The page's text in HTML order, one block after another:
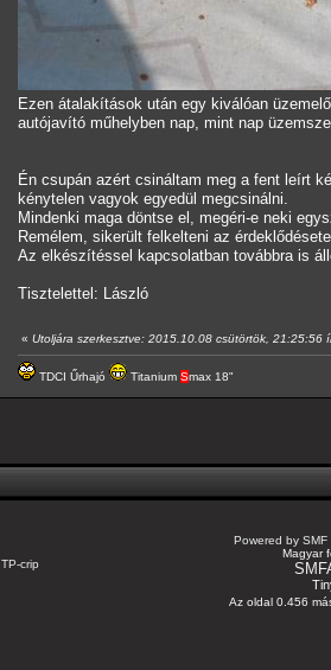
Ezen átalakítások után egy kiválóan
autójavító műhelyben nap, mint nap
Én csupán azért csináltam meg a fent leírt
kénytelen vagyok egyedül megcsinálni.
Mindenki maga döntse el, megéri-e neki
Remélem, sikerült felkelteni az
Az elkészítéssel kapcsolatban továbbra is
Tisztelettel: László
« Utoljára szerkesztve: 2015.10.08 csütörtök, 21:25:56
TDCI Űrhajó Titanium Smax 18"
TP-crip
Powered by SMF
Magyar
Az oldal 0.456